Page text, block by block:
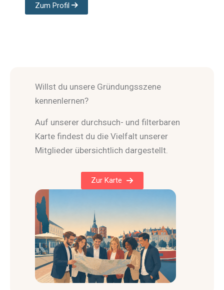
Zum Profil
Willst du unsere Gründungsszene
kennenlernen?
Auf unserer durchsuch- und filterbaren
Karte findest du die Vielfalt unserer
Mitglieder übersichtlich dargestellt.
Zur Karte